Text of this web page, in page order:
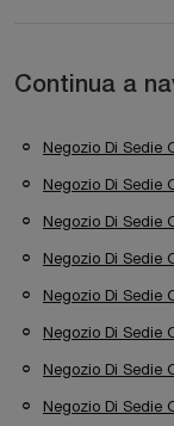
Continua a
Negozio Di Sedie
Negozio Di Sedie
Negozio Di Sedie
Negozio Di Sedie
Negozio Di Sedie
Negozio Di Sedie
Negozio Di Sedie
Negozio Di Sedie